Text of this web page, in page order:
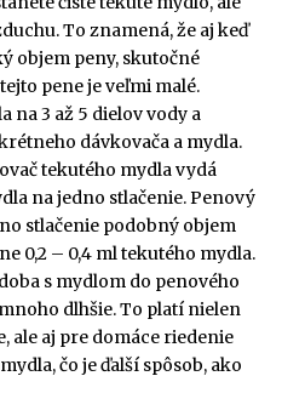
To znamená, že aj keď
objem peny, skutočné
pene je veľmi malé.
na 3 až 5 dielov vody a
dávkovača a mydla.
tekutého mydla vydá
na jedno stlačenie. Penový
stlačenie podobný objem
0,2 – 0,4 ml tekutého mydla.
s mydlom do penového
dlhšie. To platí nielen
ale aj pre domáce riedenie
čo je ďalší spôsob, ako